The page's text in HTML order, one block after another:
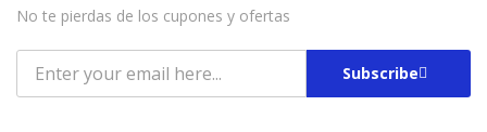
No te pierdas de los cupones y ofertas
Subscribe